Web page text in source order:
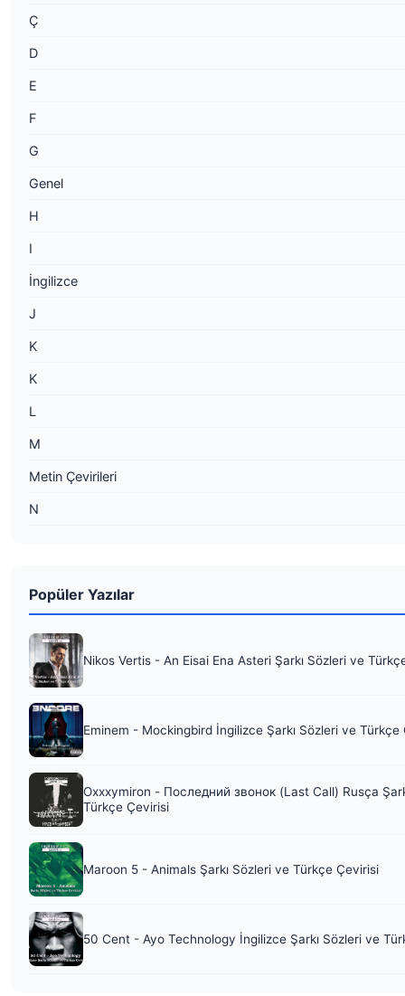
Ç
D
E
F
G
Genel
H
I
İngilizce
J
K
K
L
M
Metin Çevirileri
N
Popüler Yazılar
Nikos Vertis - An Eisai Ena Asteri Şarkı Sözleri ve
Eminem - Mockingbird İngilizce Şarkı Sözleri ve Türkçe
Oxxxymiron - Последний звонок (Last Call) Rusça
Türkçe Çevirisi
Maroon 5 - Animals Şarkı Sözleri ve Türkçe Çevirisi
50 Cent - Ayo Technology İngilizce Şarkı Sözleri ve